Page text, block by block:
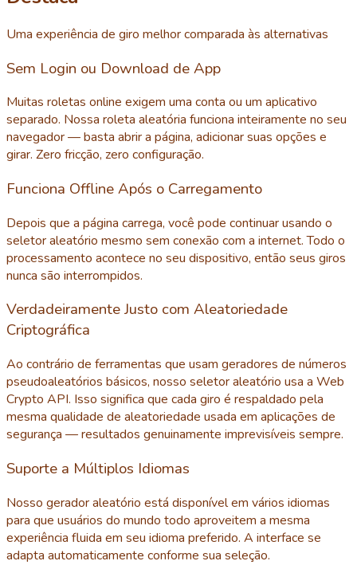
Uma experiência de giro melhor comparada às alternativas
Sem Login ou Download de App
Muitas roletas online exigem uma conta ou um aplicativo
separado. Nossa roleta aleatória funciona inteiramente no seu
navegador — basta abrir a página, adicionar suas opções e
girar. Zero fricção, zero configuração.
Funciona Offline Após o Carregamento
Depois que a página carrega, você pode continuar usando o
seletor aleatório mesmo sem conexão com a internet. Todo o
processamento acontece no seu dispositivo, então seus giros
nunca são interrompidos.
Verdadeiramente Justo com Aleatoriedade
Criptográfica
Ao contrário de ferramentas que usam geradores de números
pseudoaleatórios básicos, nosso seletor aleatório usa a Web
Crypto API. Isso significa que cada giro é respaldado pela
mesma qualidade de aleatoriedade usada em aplicações de
segurança — resultados genuinamente imprevisíveis sempre.
Suporte a Múltiplos Idiomas
Nosso gerador aleatório está disponível em vários idiomas
para que usuários do mundo todo aproveitem a mesma
experiência fluida em seu idioma preferido. A interface se
adapta automaticamente conforme sua seleção.